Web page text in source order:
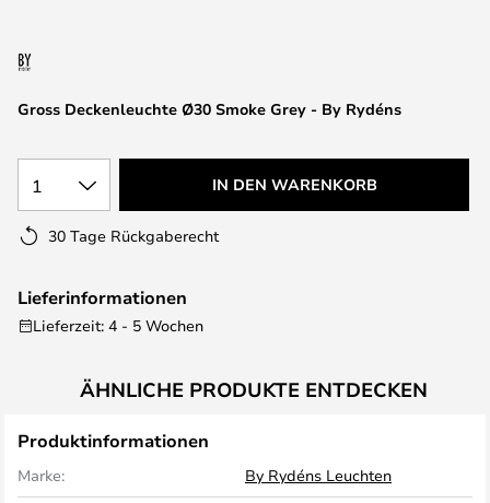
Gross Deckenleuchte Ø30 Smoke Grey - By Rydéns
1 IN DEN WARENKORB
30 Tage Rückgaberecht
Lieferinformationen
Lieferzeit: 4 - 5 Wochen
ÄHNLICHE PRODUKTE ENTDECKEN
Produktinformationen
Marke:
By Rydéns Leuchten